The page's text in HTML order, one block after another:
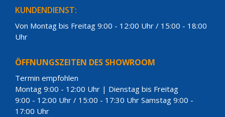
KUNDENDIENST:
Von Montag bis Freitag 9:00 - 12:00 Uhr / 15:00 - 18:00
Uhr
ÖFFNUNGSZEITEN DES SHOWROOM
Termin empfohlen
Montag 9:00 - 12:00 Uhr | Dienstag bis Freitag
9:00 - 12:00 Uhr / 15:00 - 17:30 Uhr Samstag 9:00 -
17:00 Uhr